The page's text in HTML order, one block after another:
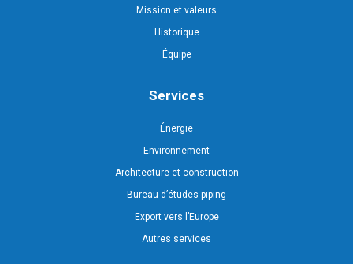
Mission et valeurs
Historique
Équipe
Services
Énergie
Environnement
Architecture et construction
Bureau d’études piping
Export vers l’Europe
Autres services